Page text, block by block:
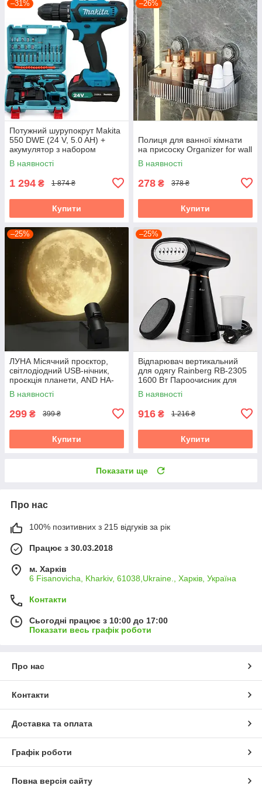
–31%
Потужний шурупокрут Makita
550 DWE (24 V, 5.0 AH) +
акумулятор з набором
інструментів "Макіта"
В наявності
1 294 ₴ 1 874 ₴
Купити
–26%
Полиця для ванної кімнати
на присоску Organizer for wall
В наявності
278 ₴ 378 ₴
Купити
–25%
ЛУНА Місячний проєктор,
світлодіодний USB-нічник,
проєкція планети, AND HA-
126
В наявності
299 ₴ 399 ₴
Купити
–25%
Відпарювач вертикальний
для одягу Rainberg RB-2305
1600 Вт Пароочисник для
штор і постільної білизни
В наявності
916 ₴ 1 216 ₴
Купити
Показати ще
Про нас
100% позитивних з 215 відгуків за рік
Працює з 30.03.2018
м. Харків
6 Fisanovicha, Kharkiv, 61038,Ukraine., Харків, Україна
Контакти
Сьогодні працює з 10:00 до 17:00
Показати весь графік роботи
Про нас
Контакти
Доставка та оплата
Графік роботи
Повна версія сайту